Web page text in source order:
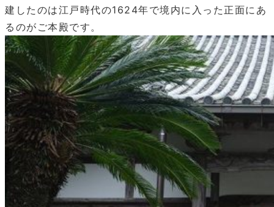
建したのは江戸時代の1624年で境内に入った正面にあ
るのがご本殿です。